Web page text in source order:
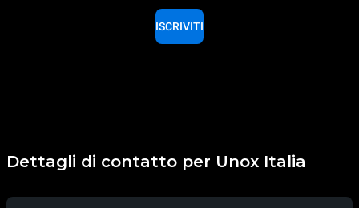
ISCRIVITI
Dettagli di contatto per Unox Italia